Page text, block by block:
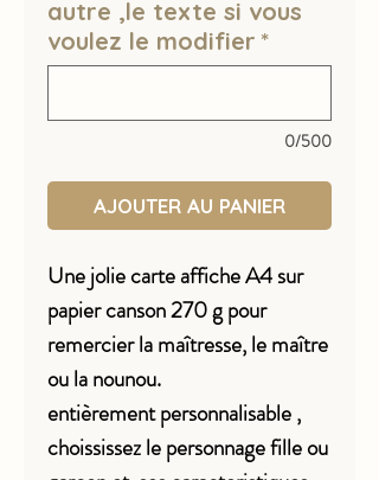
autre ,le texte si vous
voulez le modifier *
0/500
AJOUTER AU PANIER
Une jolie carte affiche A4 sur
papier canson 270 g pour
remercier la maîtresse, le maître
ou la nounou.
entièrement personnalisable ,
choississez le personnage fille ou